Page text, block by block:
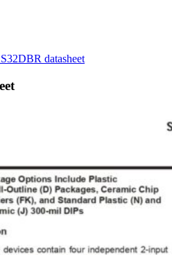
datasheet